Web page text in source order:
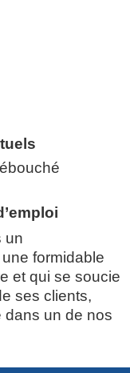
un
formidable
et qui se soucie
ses clients,
dans un de nos